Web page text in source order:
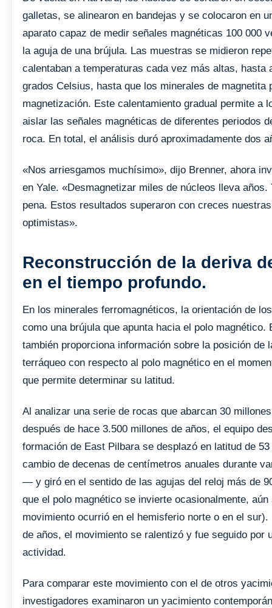
galletas, se alinearon en bandejas y se colocaron en
aparato capaz de medir señales magnéticas 100 000
la aguja de una brújula. Las muestras se midieron
calentaban a temperaturas cada vez más altas, hasta
grados Celsius, hasta que los minerales de magnetita
magnetización. Este calentamiento gradual permite a
aislar las señales magnéticas de diferentes periodos
roca. En total, el análisis duró aproximadamente dos
«Nos arriesgamos muchísimo», dijo Brenner, ahora
en Yale. «Desmagnetizar miles de núcleos lleva
pena. Estos resultados superaron con creces
optimistas».
Reconstrucción de la deriva
en el tiempo profundo.
En los minerales ferromagnéticos, la orientación de
como una brújula que apunta hacia el polo magnético.
también proporciona información sobre la posición de
terráqueo con respecto al polo magnético en el
que permite determinar su latitud.
Al analizar una serie de rocas que abarcan 30
después de hace 3.500 millones de años, el equipo
formación de East Pilbara se desplazó en latitud de
cambio de decenas de centímetros anuales durante
— y giró en el sentido de las agujas del reloj más de
que el polo magnético se invierte ocasionalmente,
movimiento ocurrió en el hemisferio norte o en el
de años, el movimiento se ralentizó y fue seguido por
actividad.
Para comparar este movimiento con el de otros
investigadores examinaron un yacimiento